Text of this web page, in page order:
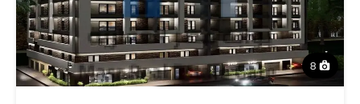
8